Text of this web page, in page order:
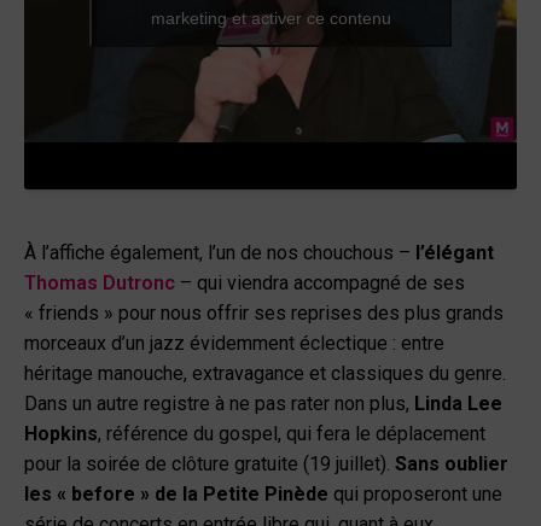
marketing et activer ce contenu
À l’affiche également, l’un de nos chouchous – l’élégant
Thomas Dutronc – qui viendra accompagné de ses
« friends » pour nous offrir ses reprises des plus grands
morceaux d’un jazz évidemment éclectique : entre
héritage manouche, extravagance et classiques du genre.
Dans un autre registre à ne pas rater non plus, Linda Lee
Hopkins, référence du gospel, qui fera le déplacement
pour la soirée de clôture gratuite (19 juillet). Sans oublier
les « before » de la Petite Pinède qui proposeront une